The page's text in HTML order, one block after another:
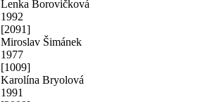
Lenka Borovičková
1992
[2091]
Miroslav Šimánek
1977
[1009]
Karolína Bryolová
1991